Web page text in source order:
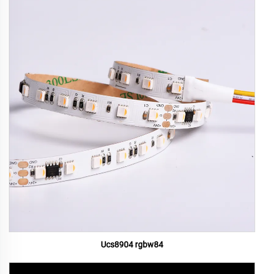
Ucs8904 rgbw84